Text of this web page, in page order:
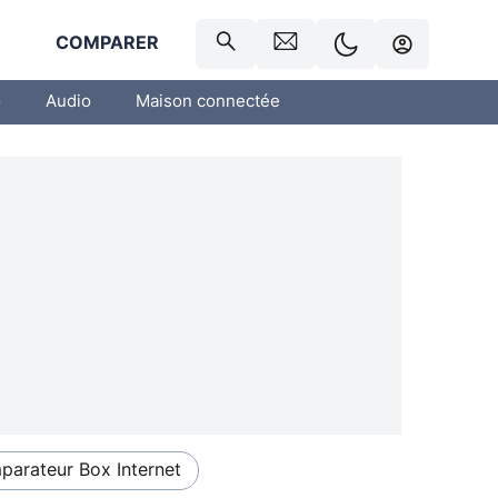
COMPARER
Audio Maison connectée
Box Internet